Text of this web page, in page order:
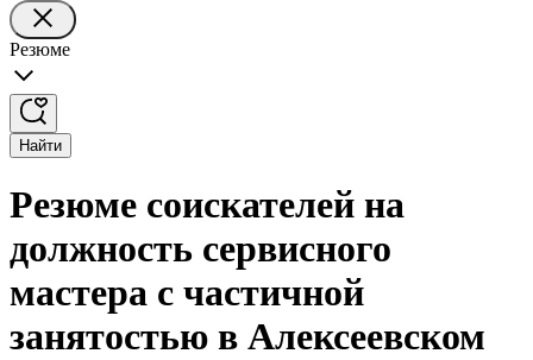
Резюме
Найти
Резюме соискателей на
должность сервисного
мастера с частичной
занятостью в Алексеевском